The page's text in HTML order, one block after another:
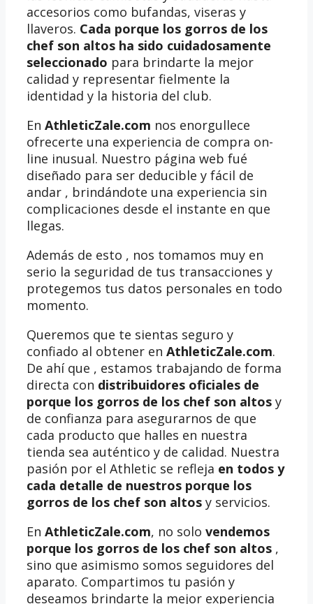
accesorios como bufandas, viseras y
llaveros. Cada porque los gorros de los
chef son altos ha sido cuidadosamente
seleccionado para brindarte la mejor
calidad y representar fielmente la
identidad y la historia del club.
En AthleticZale.com nos enorgullece
ofrecerte una experiencia de compra on-
line inusual. Nuestro página web fué
diseñado para ser deducible y fácil de
andar , brindándote una experiencia sin
complicaciones desde el instante en que
llegas.
Además de esto , nos tomamos muy en
serio la seguridad de tus transacciones y
protegemos tus datos personales en todo
momento.
Queremos que te sientas seguro y
confiado al obtener en AthleticZale.com.
De ahí que , estamos trabajando de forma
directa con distribuidores oficiales de
porque los gorros de los chef son altos y
de confianza para asegurarnos de que
cada producto que halles en nuestra
tienda sea auténtico y de calidad. Nuestra
pasión por el Athletic se refleja en todos y
cada detalle de nuestros porque los
gorros de los chef son altos y servicios.
En AthleticZale.com, no solo vendemos
porque los gorros de los chef son altos ,
sino que asimismo somos seguidores del
aparato. Compartimos tu pasión y
deseamos brindarte la mejor experiencia